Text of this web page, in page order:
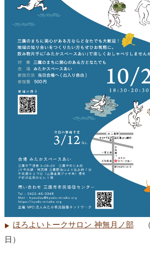
ほろよいトークサロン 神無月ノ部 （
日 ）